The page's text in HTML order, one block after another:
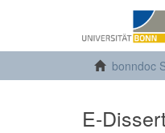
bonndoc
E-